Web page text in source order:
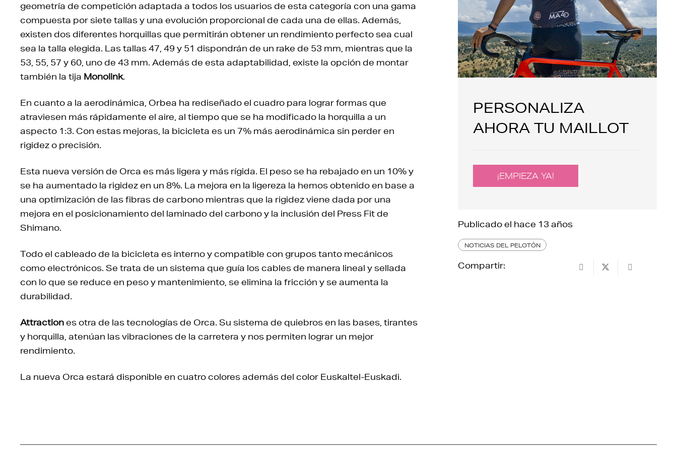
geometría de competición adaptada a todos los usuarios de esta categoría con una gama
compuesta por siete tallas y una evolución proporcional de cada una de ellas. Además,
existen dos diferentes horquillas que permitirán obtener un rendimiento perfecto sea cual
sea la talla elegida. Las tallas 47, 49 y 51 dispondrán de un rake de 53 mm, mientras que la
53, 55, 57 y 60, uno de 43 mm. Además de esta adaptabilidad, existe la opción de montar
también la tija Monolink.
En cuanto a la aerodinámica, Orbea ha rediseñado el cuadro para lograr formas que
atraviesen más rápidamente el aire, al tiempo que se ha modificado la horquilla a un
aspecto 1:3. Con estas mejoras, la bicicleta es un 7% más aerodinámica sin perder en
rigidez o precisión.
Esta nueva versión de Orca es más ligera y más rígida. El peso se ha rebajado en un 10% y
se ha aumentado la rigidez en un 8%. La mejora en la ligereza la hemos obtenido en base a
una optimización de las fibras de carbono mientras que la rigidez viene dada por una
mejora en el posicionamiento del laminado del carbono y la inclusión del Press Fit de
Shimano.
Todo el cableado de la bicicleta es interno y compatible con grupos tanto mecánicos
como electrónicos. Se trata de un sistema que guía los cables de manera lineal y sellada
con lo que se reduce en peso y mantenimiento, se elimina la fricción y se aumenta la
durabilidad.
Attractiones otra de las tecnologías de Orca. Su sistema de quiebros en las bases, tirantes
y horquilla, atenúan las vibraciones de la carretera y nos permiten lograr un mejor
rendimiento.
La nueva Orca estará disponible en cuatro colores además del color Euskaltel-Euskadi.
PERSONALIZA
AHORA TU MAILLOT
¡EMPIEZA YA!
Publicado el hace 13 años
NOTICIAS DEL PELOTÓN
Compartir: